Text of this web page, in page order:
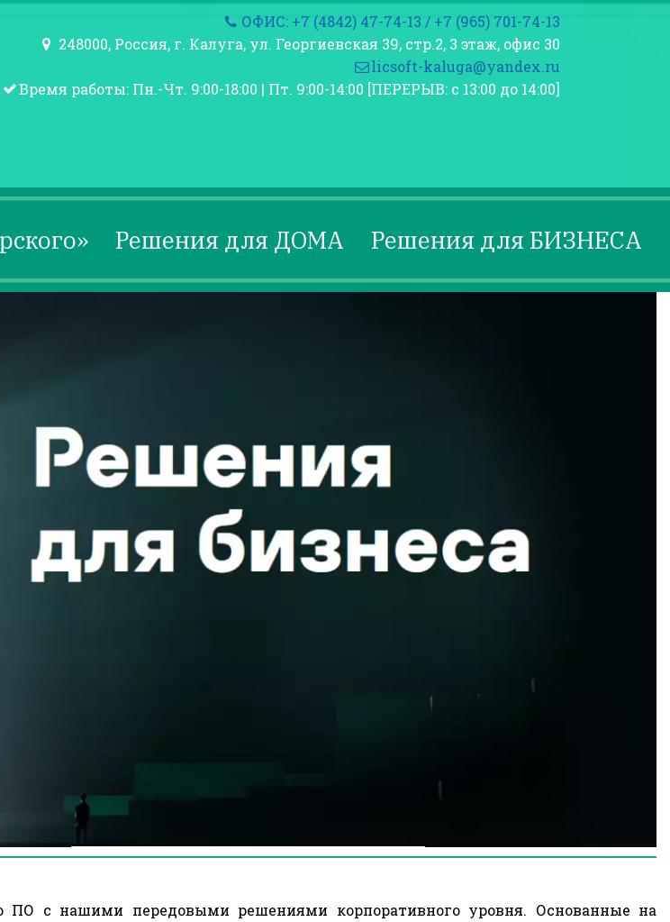
ОФИС: +7 (4842) 47-74-13 / +7 (965) 701-74-13
248000, Россия, г. Калуга, ул. Георгиевская 39, стр.2, 3 этаж, офис 30
licsoft-kaluga@yandex.ru
Время работы: Пн.-Чт. 9:00-18:00 | Пт. 9:00-14:00 [ПЕРЕРЫВ: с 13:00 до 14:00]
Решения для ДОМА Решения для БИЗНЕСА
ПО с нашими передовыми решениями корпоративного уровня. Основанные на